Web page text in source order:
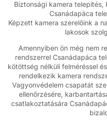
Biztonsági kamera
Csanádapáca
Képzett kamera szerelőink a
lakosok
Amennyiben ön még nem
rendszerrel Csanádapáca
kötöttség nélküli felméréssel
rendelkezik kamera
Vagyonvédelem csapatát
ellenőrzésére,
csatlakoztatására